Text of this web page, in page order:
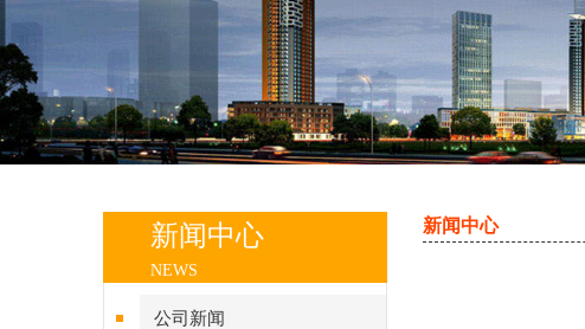
新闻中心
NEWS
公司新闻
新闻中心